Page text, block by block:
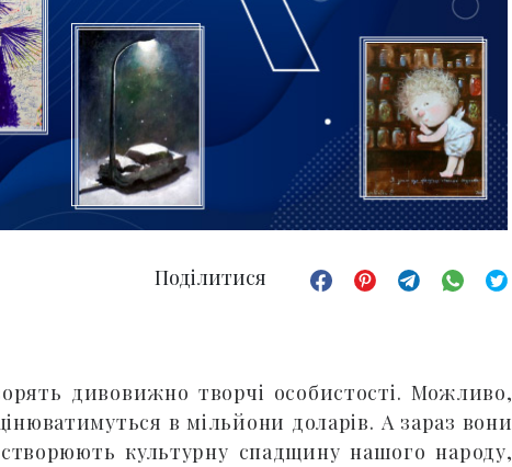
Поділитися
дивовижно творчі особистості. Можливо,
в мільйони доларів. А зараз вони
культурну спадщину нашого народу,